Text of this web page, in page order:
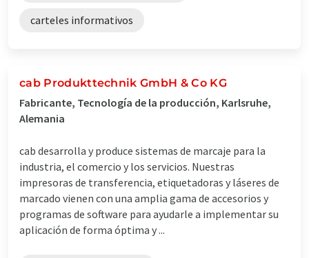
carteles informativos
cab Produkttechnik GmbH & Co KG
Fabricante, Tecnología de la producción, Karlsruhe,
Alemania
cab desarrolla y produce sistemas de marcaje para la
industria, el comercio y los servicios. Nuestras
impresoras de transferencia, etiquetadoras y láseres de
marcado vienen con una amplia gama de accesorios y
programas de software para ayudarle a implementar su
aplicación de forma óptima y ...